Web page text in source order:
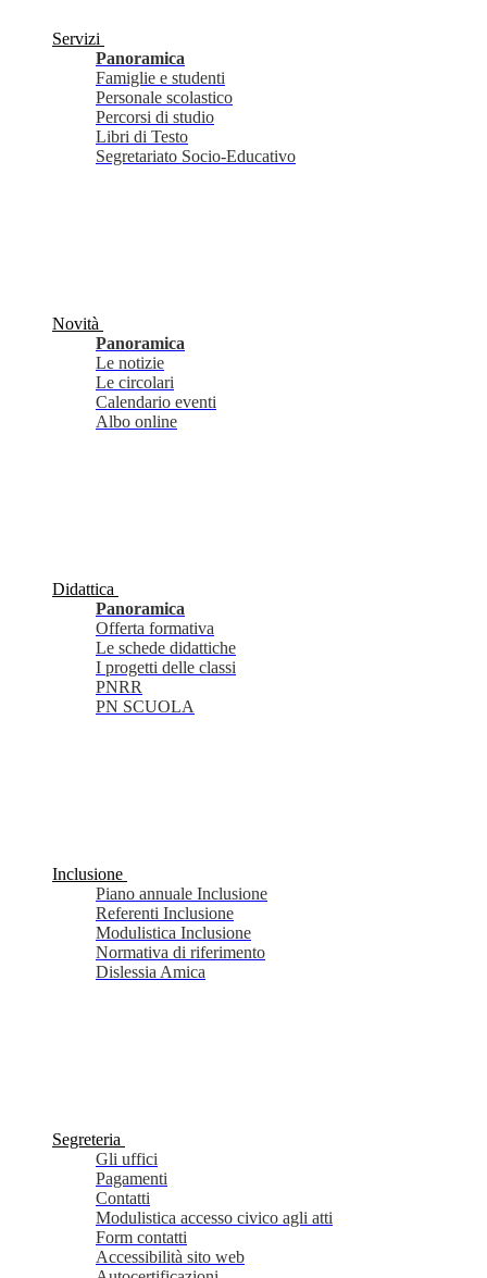
Servizi
Panoramica
Famiglie e studenti
Personale scolastico
Percorsi di studio
Libri di Testo
Segretariato Socio-Educativo
Novità
Panoramica
Le notizie
Le circolari
Calendario eventi
Albo online
Didattica
Panoramica
Offerta formativa
Le schede didattiche
I progetti delle classi
PNRR
PN SCUOLA
Inclusione
Piano annuale Inclusione
Referenti Inclusione
Modulistica Inclusione
Normativa di riferimento
Dislessia Amica
Segreteria
Gli uffici
Pagamenti
Contatti
Modulistica accesso civico agli atti
Form contatti
Accessibilità sito web